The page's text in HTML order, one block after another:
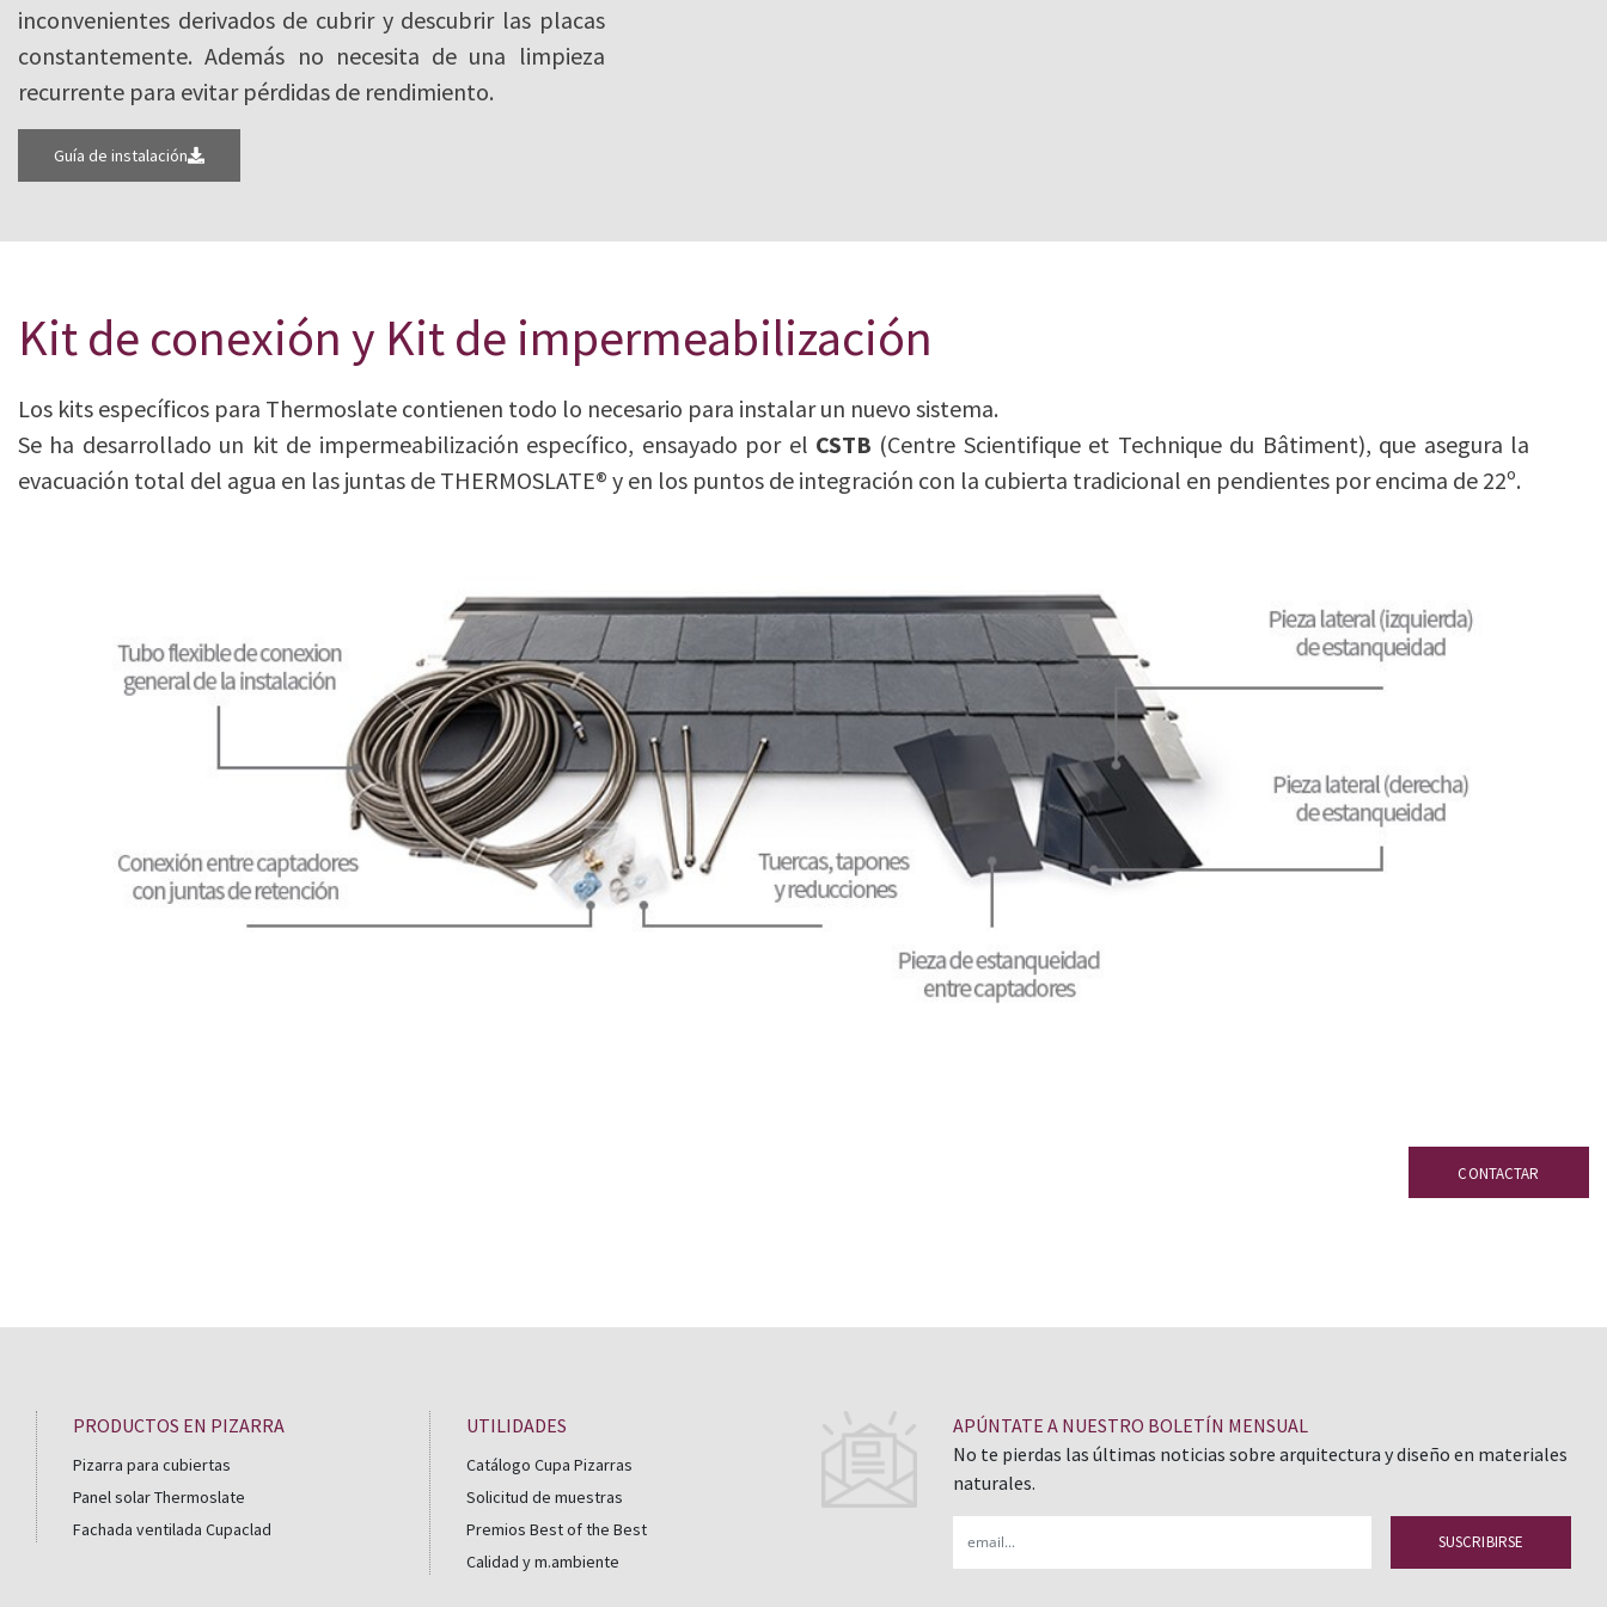
inconvenientes derivados de cubrir y descubrir las placas
constantemente. Además no necesita de una limpieza
recurrente para evitar pérdidas de rendimiento.
Guía de instalación
Kit de conexión y Kit de impermeabilización
Los kits específicos para Thermoslate contienen todo lo necesario para instalar un nuevo sistema.
Se ha desarrollado un kit de impermeabilización específico, ensayado por el CSTB (Centre Scientifique et Technique du Bâtiment), que asegura la
evacuación total del agua en las juntas de THERMOSLATE® y en los puntos de integración con la cubierta tradicional en pendientes por encima de 22º.
CONTACTAR
PRODUCTOS EN PIZARRA
Pizarra para cubiertas
Panel solar Thermoslate
Fachada ventilada Cupaclad
UTILIDADES
Catálogo Cupa Pizarras
Solicitud de muestras
Premios Best of the Best
Calidad y m.ambiente
APÚNTATE A NUESTRO BOLETÍN MENSUAL
No te pierdas las últimas noticias sobre arquitectura y diseño en materiales
naturales.